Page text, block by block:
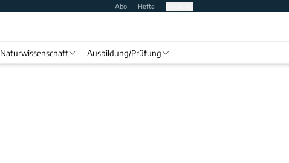
Abo Hefte
Naturwissenschaft Ausbildung/Prüfung